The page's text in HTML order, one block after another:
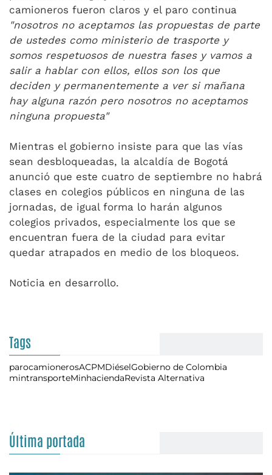
camioneros fueron claros y el paro continua
"nosotros no aceptamos las propuestas de parte
de ustedes como ministerio de trasporte y
somos respetuosos de nuestra fases y vamos a
salir a hablar con ellos, ellos son los que
deciden y permanentemente a ver si mañana
hay alguna razón pero nosotros no aceptamos
ninguna propuesta"
Mientras el gobierno insiste para que las vías
sean desbloqueadas, la alcaldía de Bogotá
anunció que este cuatro de septiembre no habrá
clases en colegios públicos en ninguna de las
jornadas, de igual forma lo harán algunos
colegios privados, especialmente los que se
encuentran fuera de la ciudad para evitar
quedar atrapados en medio de los bloqueos.
Noticia en desarrollo.
Tags
parocamionerosACPMDiéselGobierno de Colombia
mintransporteMinhaciendaRevista Alternativa
Última portada